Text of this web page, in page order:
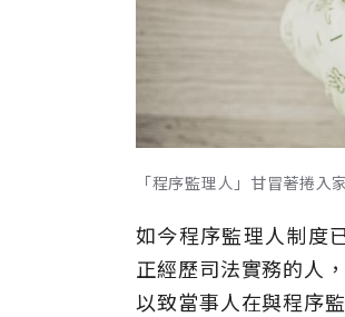
「程序監理人」甘冒著捲
如今程序監理人制度
正經歷司法實務的人
以致當事人在與程序